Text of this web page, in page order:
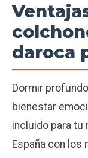
daroca
Dormir
bienestar
incluido para tu
España con los